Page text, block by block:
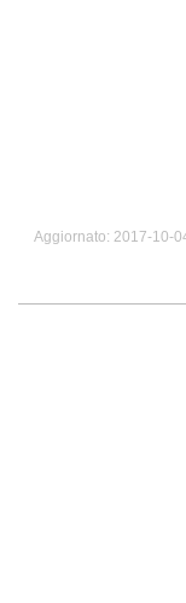
Aggiornato: 2017-10-